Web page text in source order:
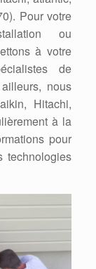
Pour votre
ou
à votre
de
nous
Hitachi,
à la
pour
technologies